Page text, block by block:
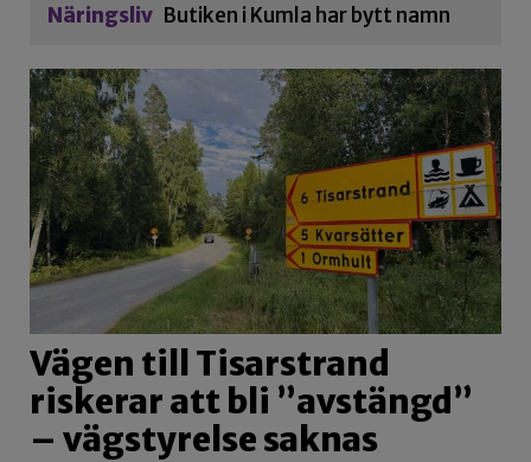
Näringsliv Butiken i Kumla har bytt namn
Vägen till Tisarstrand
riskerar att bli ”avstängd”
– vägstyrelse saknas